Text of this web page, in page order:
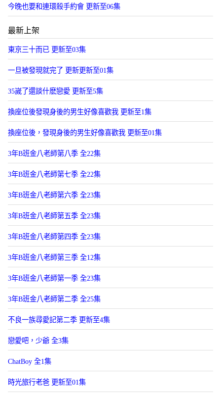
今晚也要和連環殺手約會 更新至06集
最新上架
東京三十而已 更新至03集
一旦被發現就完了 更新更新至01集
35嵗了還談什麽戀愛 更新至5集
換座位後發現身後的男生好像喜歡我 更新至1集
換座位後，發現身後的男生好像喜歡我 更新至01集
3年B班金八老師第八季 全22集
3年B班金八老師第七季 全22集
3年B班金八老師第六季 全23集
3年B班金八老師第五季 全23集
3年B班金八老師第四季 全23集
3年B班金八老師第三季 全12集
3年B班金八老師第一季 全23集
3年B班金八老師第二季 全25集
不良一族尋愛記第二季 更新至4集
戀愛吧，少爺 全3集
ChatBoy 全1集
時光旅行老爸 更新至01集